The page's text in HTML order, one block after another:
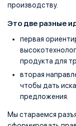
производству.
Это две разные
первая
продукта для
вторая
чтобы дать
предложения.
Мы стараемся